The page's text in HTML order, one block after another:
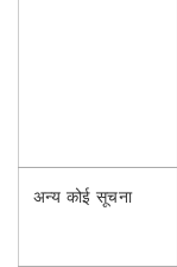
अन्य कोई सूचना